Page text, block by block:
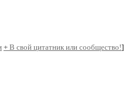
+ В свой цитатник или сообщество!]